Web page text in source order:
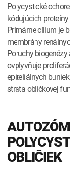
Polycystické
kódujúcich
Primárne cílium je
membrány
Poruchy
ovplyvňuje
epiteliálnych
strata obličkovej
OBLIČIEK